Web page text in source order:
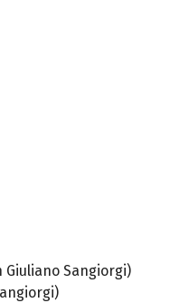
Sangiorgi)